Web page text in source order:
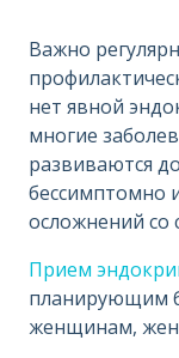
Важно
нет явной
многие
развиваются
бессимптомно
осложнений со
Прием
планирующим
женщинам,